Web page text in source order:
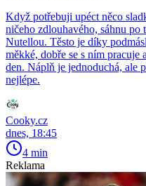
Když potřebuji upéct něco
ničeho zdlouhavého, sáhnu po
Nutellou. Těsto je díky
měkké, dobře se s ním pracuje
den. Náplň je jednoduchá, ale
nejlépe.
Cooky.cz
dnes, 18:45
4 min
Reklama